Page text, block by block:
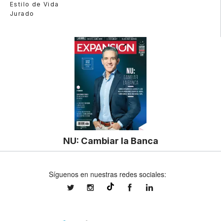
Estilo de Vida
Jurado
NU: Cambiar la Banca
Síguenos en nuestras redes sociales:
expansionmxexpansionmx ExpansionMex